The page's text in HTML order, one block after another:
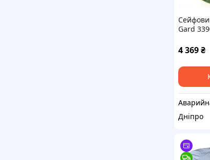
Gard
4 369₴
Дніпро